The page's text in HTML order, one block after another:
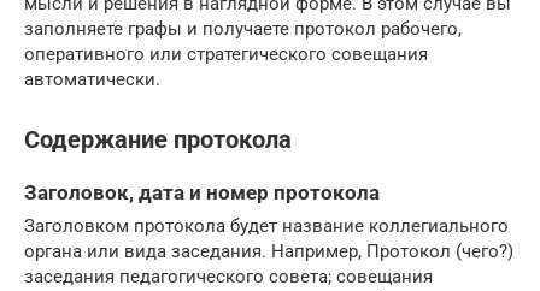
заполняете графы и получаете протокол рабочего,
оперативного или стратегического совещания
автоматически.
Содержание протокола
Заголовок, дата и номер протокола
Заголовком протокола будет название коллегиального
органа или вида заседания. Например, Протокол (чего?)
заседания педагогического совета; совещания